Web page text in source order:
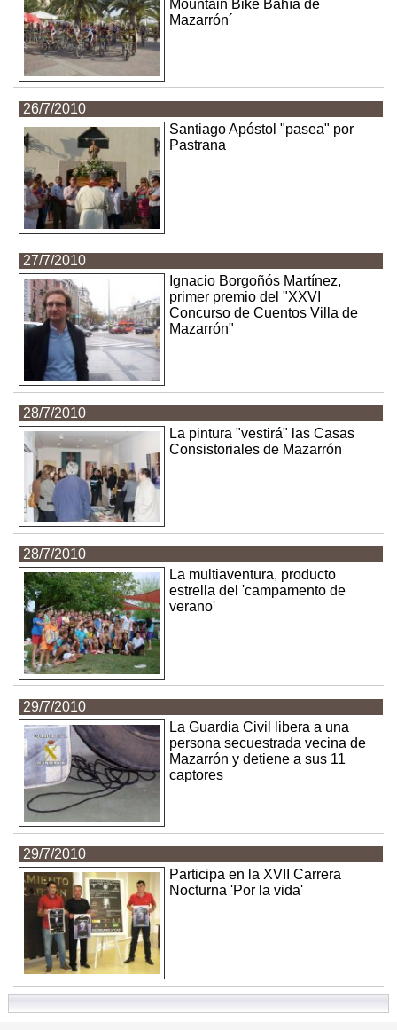
Mountain Bike Bahía de
Mazarrón´
26/7/2010
Santiago Apóstol "pasea" por
Pastrana
27/7/2010
Ignacio Borgoñós Martínez,
primer premio del "XXVI
Concurso de Cuentos Villa de
Mazarrón"
28/7/2010
La pintura "vestirá" las Casas
Consistoriales de Mazarrón
28/7/2010
La multiaventura, producto
estrella del 'campamento de
verano'
29/7/2010
La Guardia Civil libera a una
persona secuestrada vecina de
Mazarrón y detiene a sus 11
captores
29/7/2010
Participa en la XVII Carrera
Nocturna 'Por la vida'